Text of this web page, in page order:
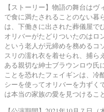
【ストーリー】 物語の舞台はヴ
で食に満たされることのない暮
は、 下働きに出された葬儀屋で
オリバーがたどりついたのはロ
という老人が元締めを務めるコ
スリの濡れ衣を着せられ、捕ら
ある親切な紳士ブラウンロウ氏
ことを恐れたフェイギンは、冷
シーを使ってオリバーを力ずく
は本当の家族の愛を見つけるこ